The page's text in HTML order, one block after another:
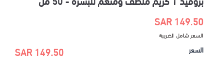
149.50 SAR
السعر شامل الضريبة
السعر 149.50 SAR